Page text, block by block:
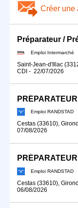
Créer une
Emploi Intermarché
Saint-Jean-d'Illac
CDI - 22/07/2026
Emploi RANDSTAD
Cestas (33610),
07/08/2026
Emploi RANDSTAD
Cestas (33610),
06/08/2026